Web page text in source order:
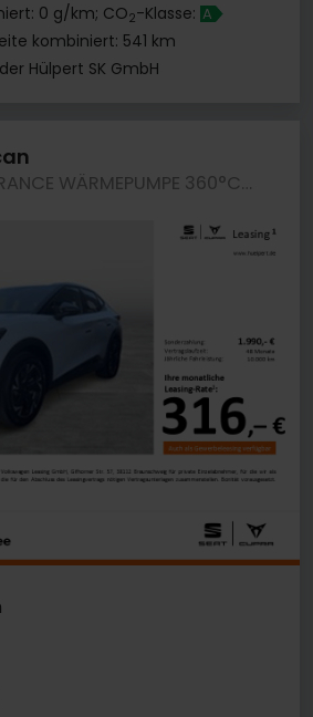
0 g/km; CO2-Klasse: A
kombiniert: 541 km
Hülpert SK GmbH
Tavascan ENDURANCE WÄRMEPUMPE 360°CAM ACC LM19